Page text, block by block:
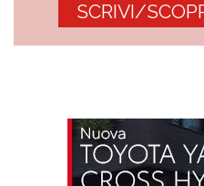
SCRIVI/